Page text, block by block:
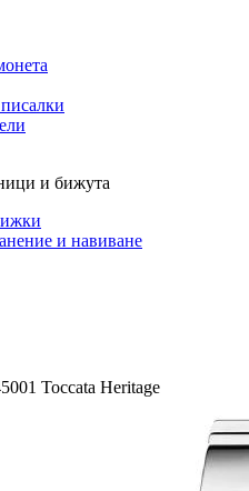
и бижута
и навиване
Toccata Heritage